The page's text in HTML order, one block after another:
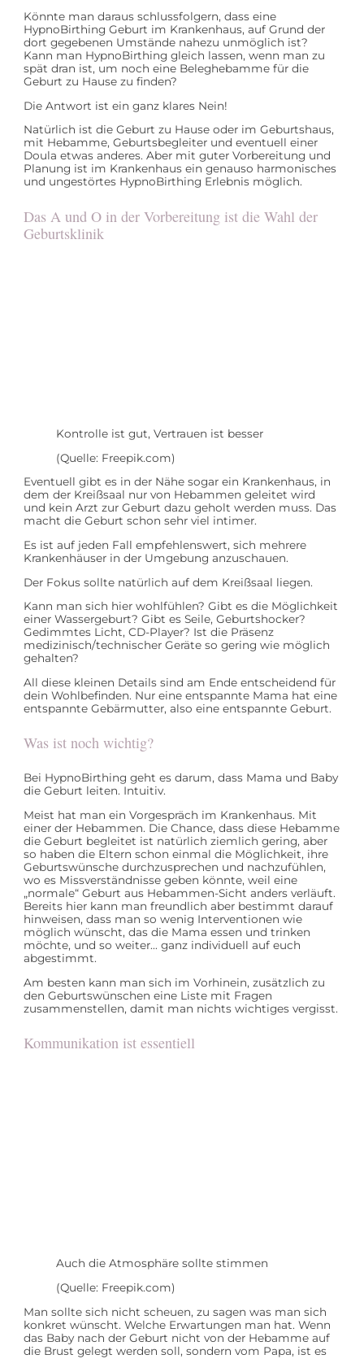
Könnte man daraus schlussfolgern, dass eine
HypnoBirthing Geburt im Krankenhaus, auf Grund der
dort gegebenen Umstände nahezu unmöglich ist?
Kann man HypnoBirthing gleich lassen, wenn man zu
spät dran ist, um noch eine Beleghebamme für die
Geburt zu Hause zu finden?
Die Antwort ist ein ganz klares Nein!
Natürlich ist die Geburt zu Hause oder im Geburtshaus,
mit Hebamme, Geburtsbegleiter und eventuell einer
Doula etwas anderes. Aber mit guter Vorbereitung und
Planung ist im Krankenhaus ein genauso harmonisches
und ungestörtes HypnoBirthing Erlebnis möglich.
Das A und O in der Vorbereitung ist die Wahl der
Geburtsklinik
Kontrolle ist gut, Vertrauen ist besser
(Quelle: Freepik.com)
Eventuell gibt es in der Nähe sogar ein Krankenhaus, in
dem der Kreißsaal nur von Hebammen geleitet wird
und kein Arzt zur Geburt dazu geholt werden muss. Das
macht die Geburt schon sehr viel intimer.
Es ist auf jeden Fall empfehlenswert, sich mehrere
Krankenhäuser in der Umgebung anzuschauen.
Der Fokus sollte natürlich auf dem Kreißsaal liegen.
Kann man sich hier wohlfühlen? Gibt es die Möglichkeit
einer Wassergeburt? Gibt es Seile, Geburtshocker?
Gedimmtes Licht, CD-Player? Ist die Präsenz
medizinisch/technischer Geräte so gering wie möglich
gehalten?
All diese kleinen Details sind am Ende entscheidend für
dein Wohlbefinden. Nur eine entspannte Mama hat eine
entspannte Gebärmutter, also eine entspannte Geburt.
Was ist noch wichtig?
Bei HypnoBirthing geht es darum, dass Mama und Baby
die Geburt leiten. Intuitiv.
Meist hat man ein Vorgespräch im Krankenhaus. Mit
einer der Hebammen. Die Chance, dass diese Hebamme
die Geburt begleitet ist natürlich ziemlich gering, aber
so haben die Eltern schon einmal die Möglichkeit, ihre
Geburtswünsche durchzusprechen und nachzufühlen,
wo es Missverständnisse geben könnte, weil eine
„normale“ Geburt aus Hebammen-Sicht anders verläuft.
Bereits hier kann man freundlich aber bestimmt darauf
hinweisen, dass man so wenig Interventionen wie
möglich wünscht, das die Mama essen und trinken
möchte, und so weiter… ganz individuell auf euch
abgestimmt.
Am besten kann man sich im Vorhinein, zusätzlich zu
den Geburtswünschen eine Liste mit Fragen
zusammenstellen, damit man nichts wichtiges vergisst.
Kommunikation ist essentiell
Auch die Atmosphäre sollte stimmen
(Quelle: Freepik.com)
Man sollte sich nicht scheuen, zu sagen was man sich
konkret wünscht. Welche Erwartungen man hat. Wenn
das Baby nach der Geburt nicht von der Hebamme auf
die Brust gelegt werden soll, sondern vom Papa, ist es